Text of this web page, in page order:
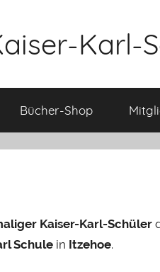
Karl-
Bücher-Shop
Kaiser-Karl-Schüler
Schule in Itzehoe.